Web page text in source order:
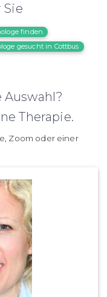
Sie
finden
gesucht in Cottbus
Therapie.
Zoom oder einer